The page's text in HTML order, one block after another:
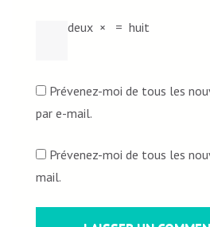
deux × = huit
Prévenez-moi de tous les
par e-mail.
Prévenez-moi de tous les
mail.